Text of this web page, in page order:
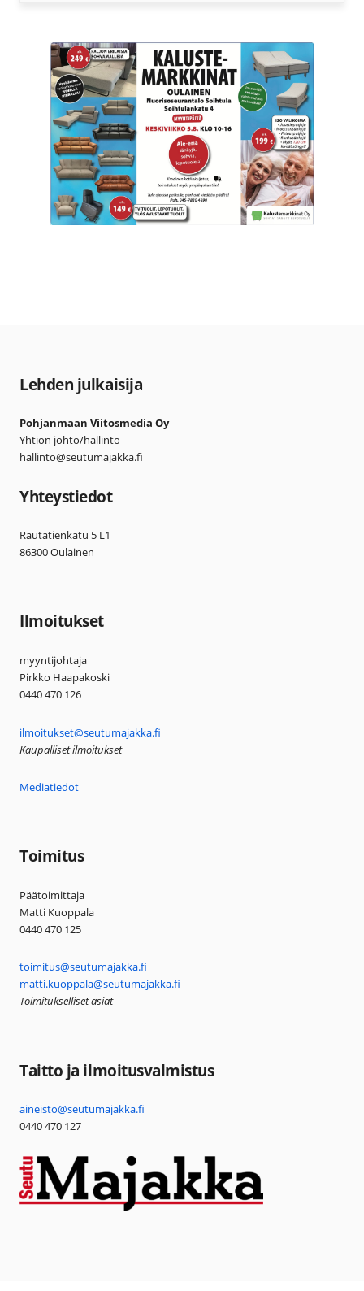
Lehden julkaisija
Pohjanmaan Viitosmedia Oy
Yhtiön johto/hallinto
hallinto@seutumajakka.fi
Yhteystiedot
Rautatienkatu 5 L1
86300 Oulainen
Ilmoitukset
myyntijohtaja
Pirkko Haapakoski
0440 470 126
ilmoitukset@seutumajakka.fi
Kaupalliset ilmoitukset
Mediatiedot
Toimitus
Päätoimittaja
Matti Kuoppala
0440 470 125
toimitus@seutumajakka.fi
matti.kuoppala@seutumajakka.fi
Toimitukselliset asiat
Taitto ja ilmoitusvalmistus
aineisto@seutumajakka.fi
0440 470 127